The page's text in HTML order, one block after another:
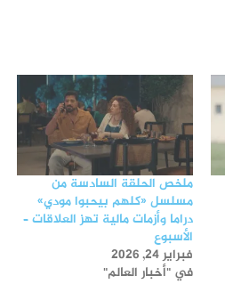
ملخص الحلقة السادسة من
مسلسل «كلهم بيحبوا مودي»
دراما وأزمات مالية تهز العلاقات –
الأسبوع
فبراير 24, 2026
في "أخبار العالم"